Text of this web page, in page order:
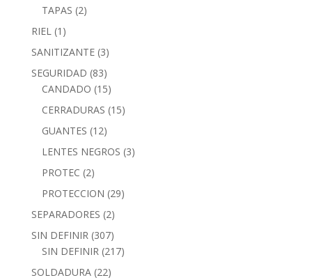
TAPAS (2)
RIEL (1)
SANITIZANTE (3)
SEGURIDAD (83)
CANDADO (15)
CERRADURAS (15)
GUANTES (12)
LENTES NEGROS (3)
PROTEC (2)
PROTECCION (29)
SEPARADORES (2)
SIN DEFINIR (307)
SIN DEFINIR (217)
SOLDADURA (22)